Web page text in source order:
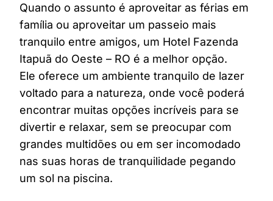
Quando o assunto é aproveitar as férias em
família ou aproveitar um passeio mais
tranquilo entre amigos, um Hotel Fazenda
Itapuã do Oeste – RO é a melhor opção.
Ele oferece um ambiente tranquilo de lazer
voltado para a natureza, onde você poderá
encontrar muitas opções incríveis para se
divertir e relaxar, sem se preocupar com
grandes multidões ou em ser incomodado
nas suas horas de tranquilidade pegando
um sol na piscina.